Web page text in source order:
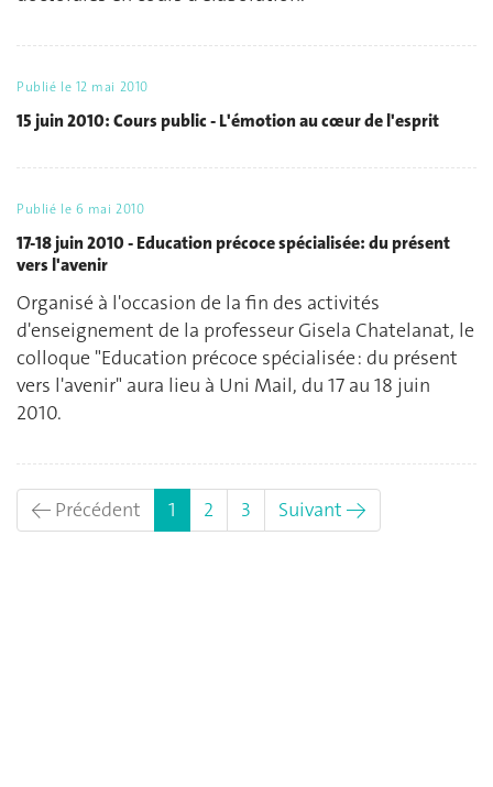
Publié le 12 mai 2010
15 juin 2010: Cours public - L'émotion au cœur de l'esprit
Publié le 6 mai 2010
17-18 juin 2010 - Education précoce spécialisée: du présent
vers l'avenir
Organisé à l'occasion de la fin des activités
d'enseignement de la professeur Gisela Chatelanat, le
colloque "Education précoce spécialisée : du présent
vers l'avenir" aura lieu à Uni Mail, du 17 au 18 juin
2010.
← Précédent 1 (actuel)
2 3 Suivant →